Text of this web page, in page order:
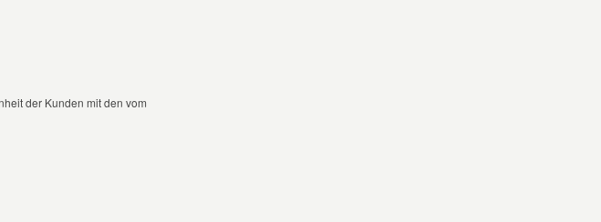
der Kunden mit den vom